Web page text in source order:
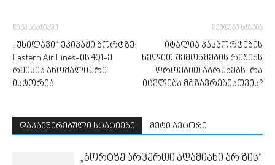
წინა სტატიაში
„უხილავი“ ეკიპაჟი ბორტზე:
Eastern Air Lines-ის 401-ე
რეისის ანომალიური
ისტორია
შემდეგი სტატია
იტალია პასპორტების
ხელით შემოწმების რეჟიმს
დროებით აბრუნებს: რა
იცვლება მგზავრებისთვის?
დაკავშირებული სტატიები მეტი ავტორი
„ბორტზე არცერთი ადამიანი არ ზის“